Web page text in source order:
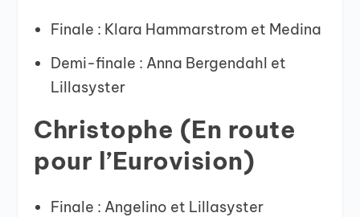
Finale : Klara Hammarstrom et Medina
Demi-finale : Anna Bergendahl et
Lillasyster
Christophe (En route
pour l’Eurovision)
Finale : Angelino et Lillasyster